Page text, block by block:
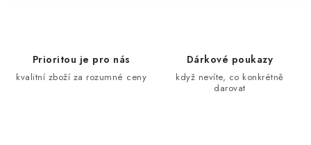
Prioritou je pro nás
kvalitní zboží za rozumné ceny
Dárkové poukazy
když nevíte, co konkrétně
darovat